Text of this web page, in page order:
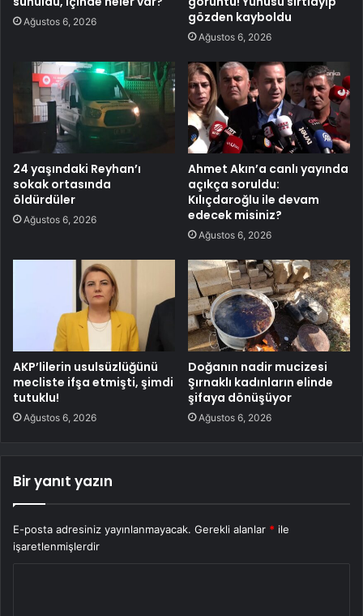
Ağustos 6, 2026
gözden kayboldu
Ağustos 6, 2026
24 yaşındaki Reyhan’ı
sokak ortasında
öldürdüler
Ağustos 6, 2026
Ahmet Akın’a canlı yayında
açıkça soruldu:
Kılıçdaroğlu ile devam
edecek misiniz?
Ağustos 6, 2026
AKP’lilerin usulsüzlüğünü
mecliste ifşa etmişti, şimdi
tutuklu!
Ağustos 6, 2026
Doğanın nadir mucizesi
Şırnaklı kadınların elinde
şifaya dönüşüyor
Ağustos 6, 2026
Bir yanıt yazın
E-posta adresiniz yayınlanmayacak. Gerekli alanlar * ile
işaretlenmişlerdir